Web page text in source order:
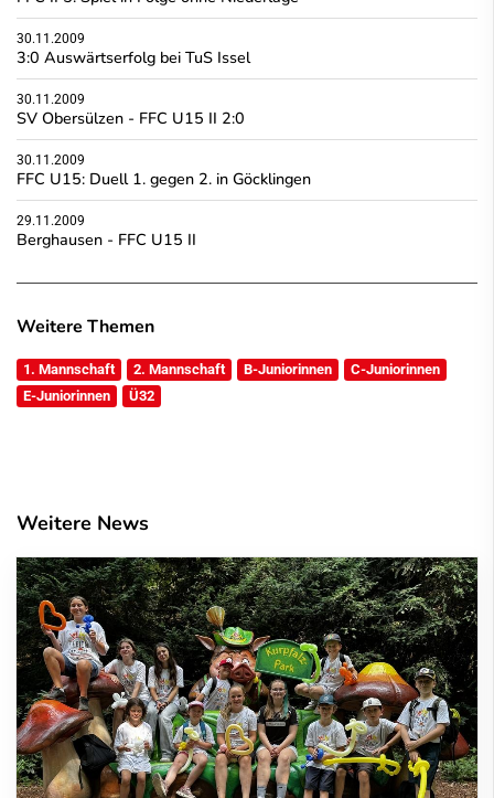
30.11.2009
3:0 Auswärtserfolg bei TuS Issel
30.11.2009
SV Obersülzen - FFC U15 II 2:0
30.11.2009
FFC U15: Duell 1. gegen 2. in Göcklingen
29.11.2009
Berghausen - FFC U15 II
Weitere Themen
1. Mannschaft 2. Mannschaft B-Juniorinnen
C-Juniorinnen
E-Juniorinnen
Ü32
Weitere News